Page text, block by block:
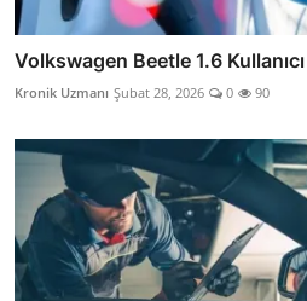
Volkswagen Beetle 1.6
Kronik Uzmanı Şubat 28, 2026 0 90